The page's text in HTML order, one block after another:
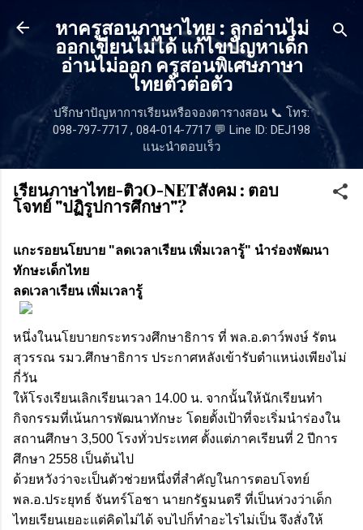
ข้ามไปที่เนื้อหาหลัก
หาครูสอนภาษาไทย : ลูกอ่านไม่
ออกเขียนไม่ได้ แก้ไขปัญหาเด็ก
อ่านไม่ออก ครูสอนพิเศษภาษา
ไทยตัวต่อตัว
ปรึกษาปัญหาการเรียนหรือจองตารางสอน 📞 โทร:
098-797-7717 , 084-014-7717 💬 Line ID: DEJ198
แนะนำตอบเร็ว
เรียนภาษาไทย-ติวO-NETสังคม : ตอบ
โจทย์ "ปฏิรูปการศึกษา"?
แกะรอยนโยบาย "ลดเวลาเรียน เพิ่มเวลารู้" นำร่องพัฒนา
ทักษะเด็กไทย
ลดเวลาเรียน เพิ่มเวลารู้
หนึ่งในนโยบายกระทรวงศึกษาธิการ ที่ พล.อ.ดาว์พงษ์ รัตน
สุวรรณ รมว.ศึกษาธิการ ประกาศหลังเข้ารับตำแหน่งเพียงไม่
กี่วัน
ให้โรงเรียนเลิกเรียนเวลา 14.00 น. จากนั้นให้นักเรียนทำ
กิจกรรมที่เน้นการพัฒนาทักษะ โดยตั้งเป้าที่จะเริ่มนำร่องใน
สถานศึกษา 3,500 โรงทั่วประเทศ ตั้งแต่ภาคเรียนที่ 2 ปีการ
ศึกษา 2558 เป็นต้นไป
ด้วยหวังว่าจะเป็นตัวช่วยหนึ่งที่สำคัญในการตอบโจทย์
พล.อ.ประยุทธ์ จันทร์โอชา นายกรัฐมนตรี ที่เป็นห่วงว่าเด็ก
ไทยเรียนเยอะแต่คิดไม่ได้ จบไปก็ทำอะไรไม่เป็น จึงสั่งให้